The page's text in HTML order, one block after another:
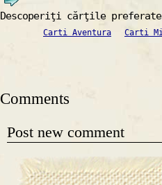
Descoperiţi cărţile
Carti Aventura Carti
Comments
Post new comment